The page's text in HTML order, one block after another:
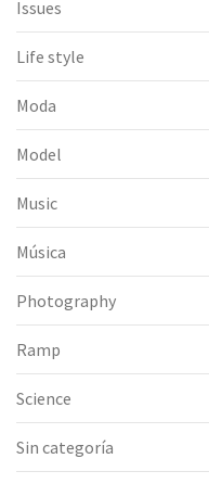
Issues
Life style
Moda
Model
Music
Música
Photography
Ramp
Science
Sin categoría